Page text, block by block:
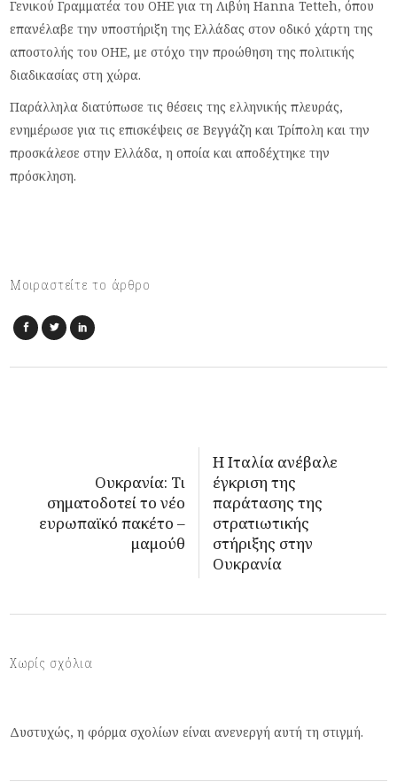
Γενικού Γραμματέα του ΟΗΕ για τη Λιβύη Hanna Tetteh, όπου
επανέλαβε την υποστήριξη της Ελλάδας στον οδικό χάρτη της
αποστολής του ΟΗΕ, με στόχο την προώθηση της πολιτικής
διαδικασίας στη χώρα.
Παράλληλα διατύπωσε τις θέσεις της ελληνικής πλευράς,
ενημέρωσε για τις επισκέψεις σε Βεγγάζη και Τρίπολη και την
προσκάλεσε στην Ελλάδα, η οποία και αποδέχτηκε την
πρόσκληση.
Μοιραστείτε το άρθρο
Ουκρανία: Τι
σηματοδοτεί το νέο
ευρωπαϊκό πακέτο –
μαμούθ
Η Ιταλία ανέβαλε
έγκριση της
παράτασης της
στρατιωτικής
στήριξης στην
Ουκρανία
Χωρίς σχόλια
Δυστυχώς, η φόρμα σχολίων είναι ανενεργή αυτή τη στιγμή.